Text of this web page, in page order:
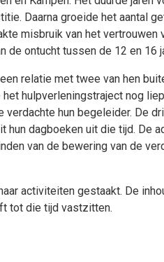
Daarna groeide het aantal
misbruik van het
de ontucht tussen de 12 en 16
relatie met twee van hen
hulpverleningstraject nog
hun begeleider. De
hun dagboeken uit die tijd. De
van de bewering van de
activiteiten gestaakt. De
tot die tijd vastzitten.